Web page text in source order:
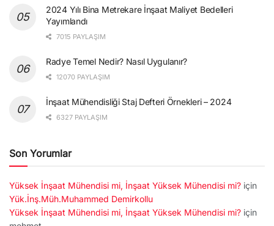
2024 Yılı Bina Metrekare İnşaat Maliyet Bedelleri
Yayımlandı
7015 PAYLAŞIM
Radye Temel Nedir? Nasıl Uygulanır?
12070 PAYLAŞIM
İnşaat Mühendisliği Staj Defteri Örnekleri – 2024
6327 PAYLAŞIM
Son Yorumlar
Yüksek İnşaat Mühendisi mi, İnşaat Yüksek Mühendisi mi? için
Yük.İnş.Müh.Muhammed Demirkollu
Yüksek İnşaat Mühendisi mi, İnşaat Yüksek Mühendisi mi? için